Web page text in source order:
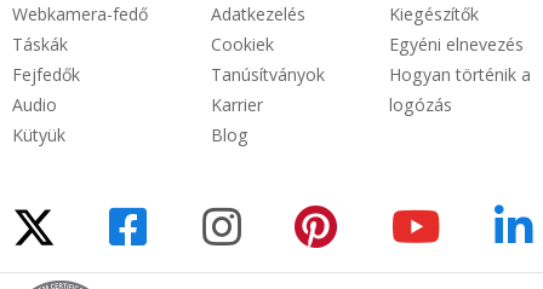
Webkamera-fedő
Táskák
Fejfedők
Audio
Kütyük
Adatkezelés
Cookiek
Tanúsítványok
Karrier
Blog
Kiegészítők
Egyéni elnevezés
Hogyan történik a
logózás